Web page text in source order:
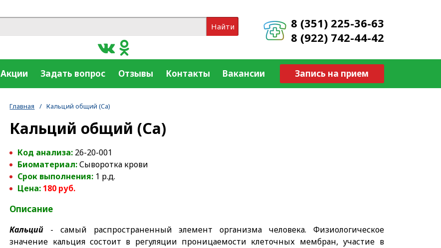
8 (351) 225-36-63
8 (922) 742-44-42
Найти
Запись на прием
Акции Задать вопрос Отзывы Контакты Вакансии
Главная / Кальций общий (Ca)
Кальций общий (Ca)
Код анализа: 26-20-001
Биоматериал:Сыворотка крови
Срок выполнения: 1 р.д.
Цена: 180 руб.
Описание
Кальций - самый распространенный элемент организма человека. Физиологическое
значение кальция состоит в регуляции проницаемости клеточных мембран, участие в